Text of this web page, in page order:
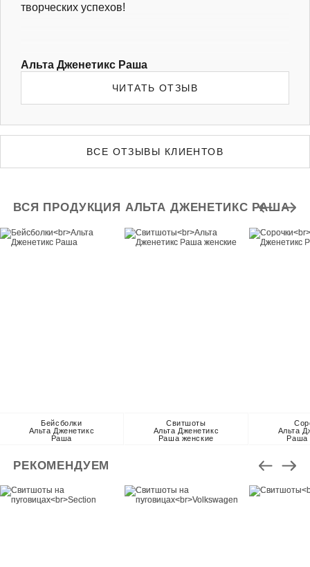
творческих успехов!
Альта Дженетикс Раша
ЧИТАТЬ ОТЗЫВ
ВСЕ ОТЗЫВЫ КЛИЕНТОВ
ВСЯ ПРОДУКЦИЯ АЛЬТА ДЖЕНЕТИКС РАША
Бейсболки
Альта Дженетикс
Раша
Свитшоты
Альта Дженетикс
Раша женские
Альта
Раша
РЕКОМЕНДУЕМ